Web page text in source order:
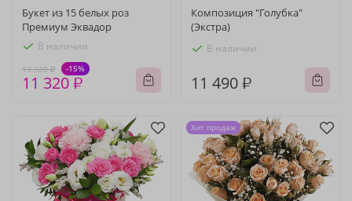
Букет из 15 белых роз
Премиум Эквадор
В наличии
13 320 ₽ -15%
11 320 ₽
Композиция "Голубка"
(Экстра)
В наличии
11 490 ₽
Хит продаж